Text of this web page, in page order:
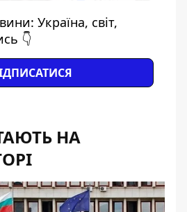
Україна, світ,
👇
НА